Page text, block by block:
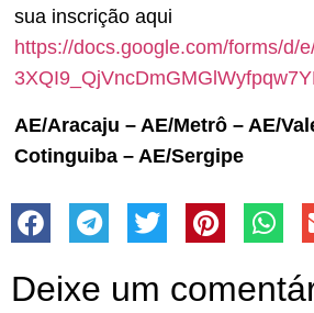
sua inscrição aqui
https://docs.google.com/forms/d/
AE/Aracaju – AE/Metrô – AE/
Cotinguiba – AE/Sergipe
Deixe um